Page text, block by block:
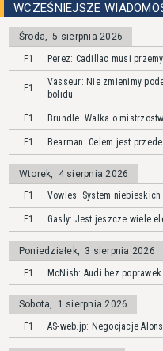
WCZEŚNIEJSZE
Środa, 5 sierpnia 2026
F1
Perez: Cadillac musi
F1
Vasseur: Nie zmienimy
bolidu
F1 Brundle: Walka o
F1 Bearman: Celem jest
Wtorek
4 sierpnia 2026
F1
Vowles: System
F1 Gasly: Jest jeszcze wiele
Poniedziałek, 3 sierpnia 2026
F1
McNish: Audi bez
Sobota,
1 sierpnia 2026
F1
AS-web.jp: Negocjacje